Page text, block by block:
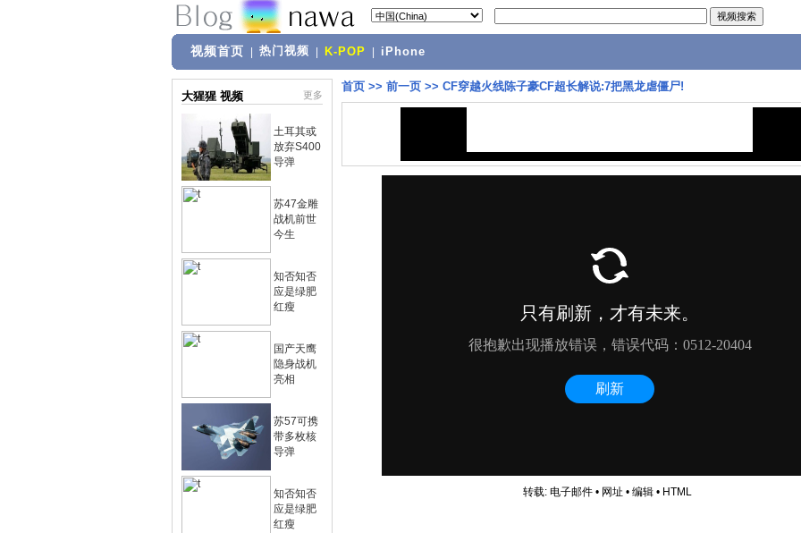
视频首页 热门视频 K-POP iPhone
大猩猩 视频 更多
土耳其或
放弃S400
导弹
苏47金雕
战机前世
今生
知否知否
应是绿肥
红瘦
国产天鹰
隐身战机
亮相
苏57可携
带多枚核
导弹
知否知否
应是绿肥
红瘦
首页 >> 前一页 >> CF穿越火线陈子豪CF超长解说:7把黑龙虐僵尸!
转载: 电子邮件• 网址 • 编辑• HTML